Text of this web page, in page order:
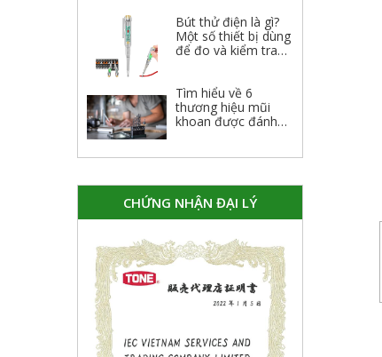
Bút thử điện là gì?
Một số thiết bị dùng
để đo và kiểm tra
Tìm hiểu về 6
thương hiệu mũi
khoan được đánh
CHỨNG NHẬN ĐẠI LÝ